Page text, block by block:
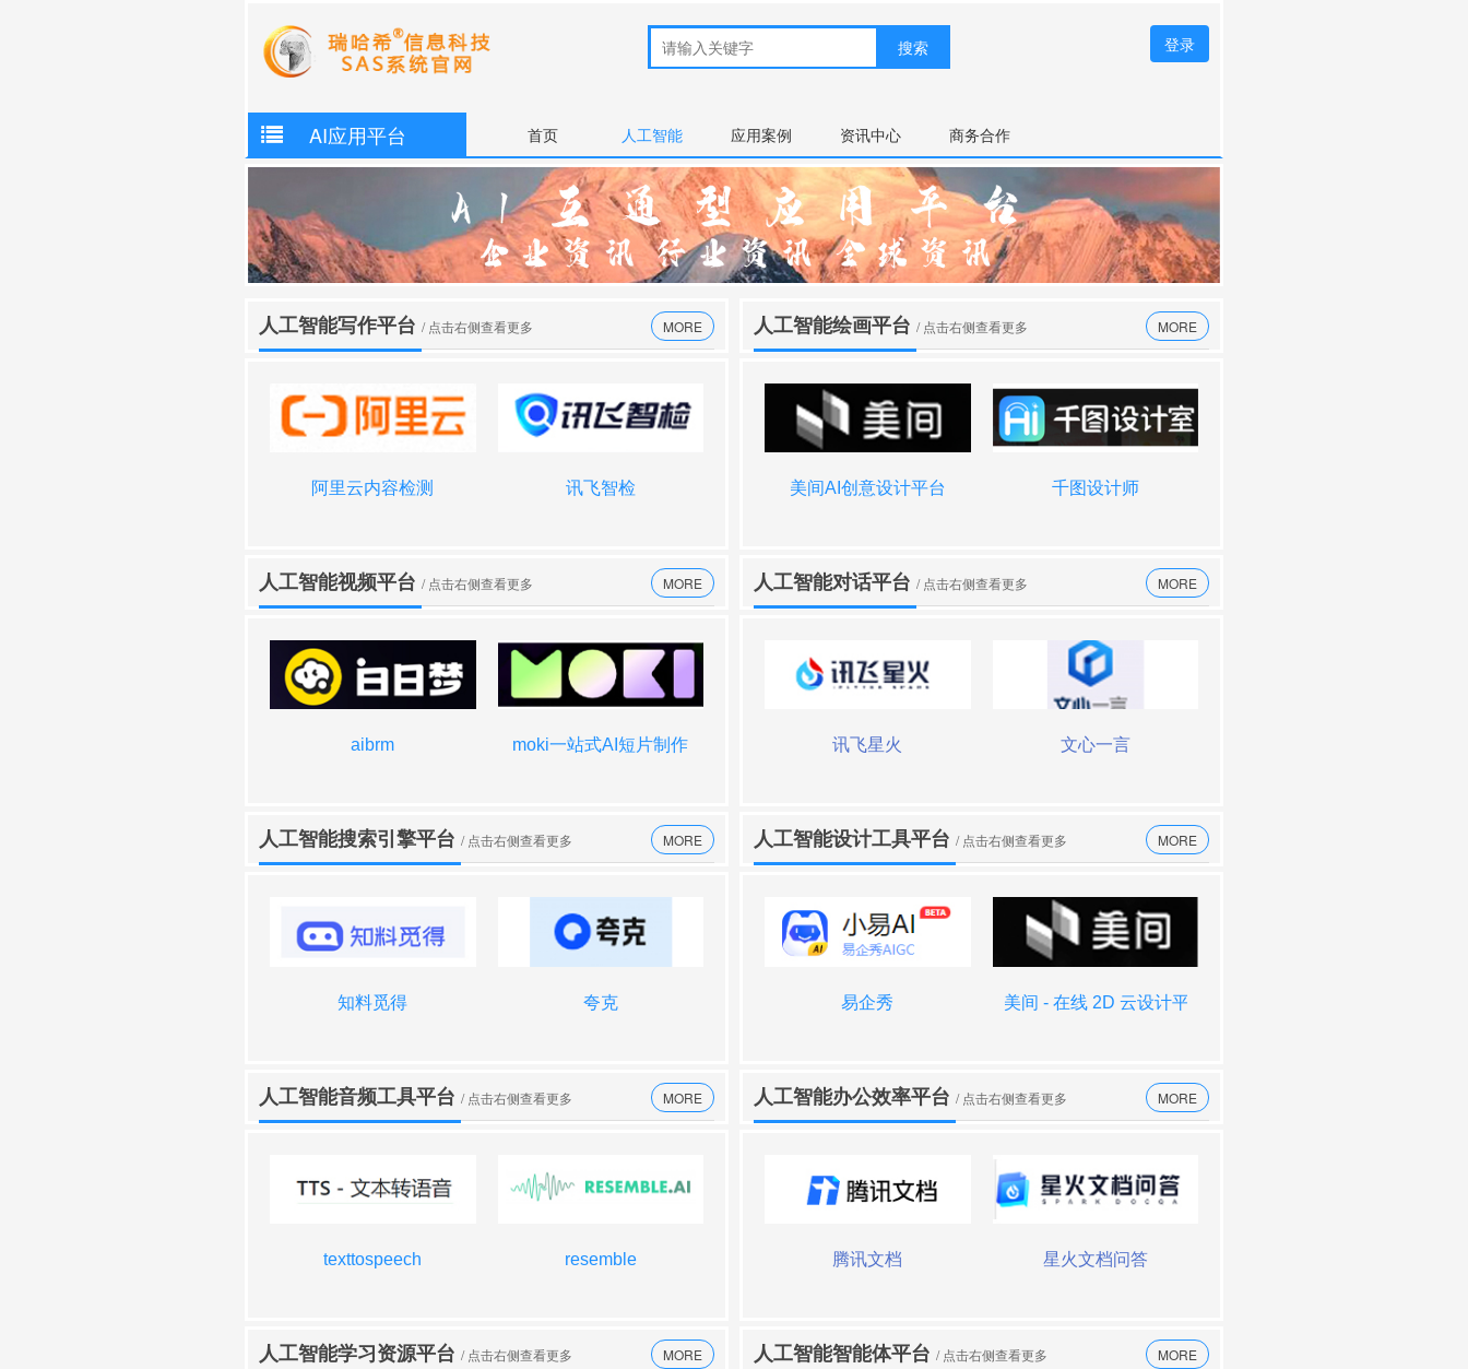
登录
AI应用平台 首页 人工智能 应用案例 资讯中心 商务合作
人工智能写作平台 / 点击右侧查看更多 MORE
阿里云内容检测 讯飞智检 笔灵AI论文写作 讯飞写作助手
人工智能视频平台 / 点击右侧查看更多 MORE
aibrm moki一站式AI短片制作 openai 禅镜
人工智能搜索引擎平台 / 点击右侧查看更多 MORE
知料觅得 夸克 开搜 百度简单搜索
人工智能音频工具平台 / 点击右侧查看更多 MORE
texttospeech resemble sonify noisli.
人工智能学习资源平台 / 点击右侧查看更多 MORE
人工智能绘画平台 / 点击右侧查看更多 MORE
_即梦AI liblib AI 美间AI创意设计平台 千图设计师
人工智能对话平台 / 点击右侧查看更多 MORE
天工AI助手 万知 讯飞星火 文心一言
人工智能设计工具平台 / 点击右侧查看更多 MORE
千图AI设计室 千库AI 易企秀 美间 - 在线 2D 云设计平台
人工智能办公效率平台 / 点击右侧查看更多 MORE
aippt islide 腾讯文档 星火文档问答
人工智能智能体平台 / 点击右侧查看更多 MORE